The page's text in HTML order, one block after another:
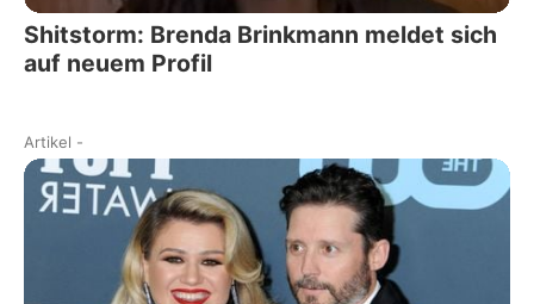
Shitstorm: Brenda Brinkmann meldet sich
auf neuem Profil
Artikel -